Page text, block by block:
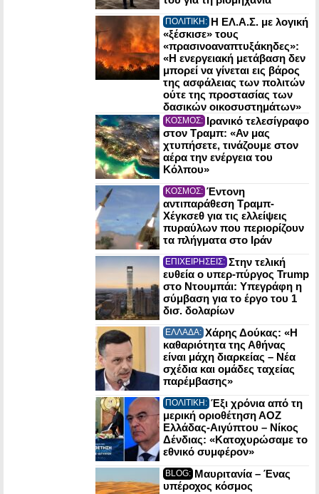
ΠΟΛΙΤΙΚΗ: Η ΕΛ.Α.Σ. με λογική
«ξέσκισε» τους
«πρασινοαναπτυξάκηδες»:
«Η ενεργειακή μετάβαση δεν
μπορεί να γίνεται εις βάρος
της ασφάλειας των πολιτών
ούτε της προστασίας των
δασικών οικοσυστημάτων»
ΚΟΣΜΟΣ: Ιρανικό τελεσίγραφο
στον Τραμπ: «Αν μας
χτυπήσετε, τινάζουμε στον
αέρα την ενέργεια του
Κόλπου»
ΚΟΣΜΟΣ: Έντονη
αντιπαράθεση Τραμπ-
Χέγκσεθ για τις ελλείψεις
πυραύλων που περιορίζουν
τα πλήγματα στο Ιράν
ΕΠΙΧΕΙΡΗΣΕΙΣ: Στην τελική
ευθεία ο υπερ-πύργος Trump
στο Ντουμπάι: Υπεγράφη η
σύμβαση για το έργο του 1
δισ. δολαρίων
ΕΛΛΑΔΑ: Χάρης Δούκας: «Η
καθαριότητα της Αθήνας
είναι μάχη διαρκείας – Νέα
σχέδια και ομάδες ταχείας
παρέμβασης»
ΠΟΛΙΤΙΚΗ: Έξι χρόνια από τη
μερική οριοθέτηση ΑΟΖ
Ελλάδας-Αιγύπτου – Νίκος
Δένδιας: «Κατοχυρώσαμε το
εθνικό συμφέρον»
BLOG: Μαυριτανία – Ένας
υπέροχος κόσμος